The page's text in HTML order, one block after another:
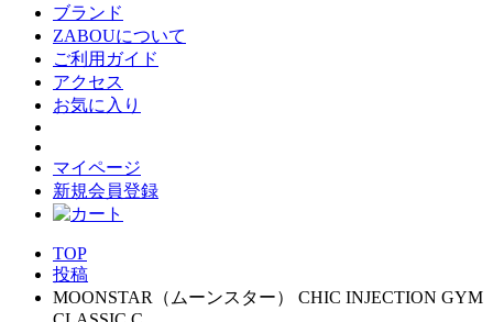
ブランド
ZABOUについて
ご利用ガイド
アクセス
お気に入り
マイページ
新規会員登録
TOP
投稿
MOONSTAR（ムーンスター） CHIC INJECTION GYM